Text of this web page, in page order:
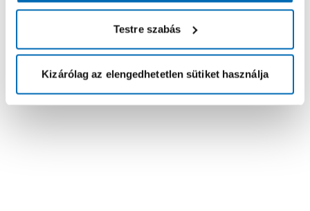
Testre szabás
Kizárólag az elengedhetetlen sütiket használja